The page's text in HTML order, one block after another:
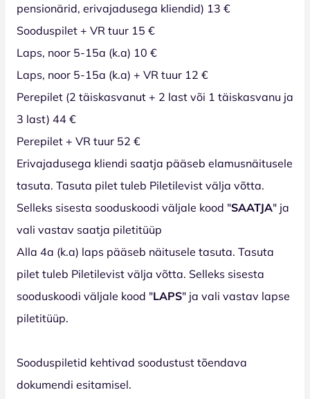
pensionärid, erivajadusega kliendid) 13 €
Sooduspilet + VR tuur 15 €
Laps, noor 5-15a (k.a) 10 €
Laps, noor 5-15a (k.a) + VR tuur 12 €
Perepilet (2 täiskasvanut + 2 last või 1 täiskasvanu ja
3 last) 44 €
Perepilet + VR tuur 52 €
Erivajadusega kliendi saatja pääseb elamusnäitusele
tasuta. Tasuta pilet tuleb Piletilevist välja võtta.
Selleks sisesta sooduskoodi väljale kood "SAATJA" ja
vali vastav saatja piletitüüp
Alla 4a (k.a) laps pääseb näitusele tasuta. Tasuta
pilet tuleb Piletilevist välja võtta. Selleks sisesta
sooduskoodi väljale kood "LAPS" ja vali vastav lapse
piletitüüp.
Sooduspiletid kehtivad soodustust tõendava
dokumendi esitamisel.